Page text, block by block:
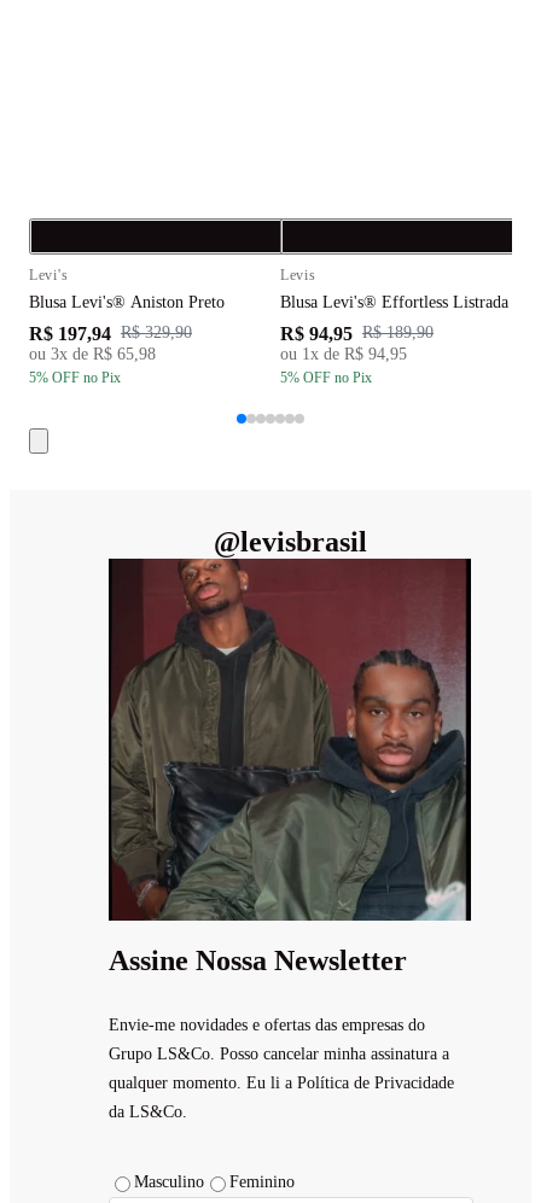
Levi's
Blusa Levi's® Aniston Preto
R$ 197,94 R$ 329,90
ou 3x de R$ 65,98
5% OFF no Pix
Levis
Blusa Levi's® Effortless Listrada
R$ 94,95 R$ 189,90
ou 1 x de R$ 94,95
5% OFF no Pix
@levisbrasil
Assine Nossa Newsletter
Envie-me novidades e ofertas das empresas do
Grupo LS&Co. Posso cancelar minha assinatura a
qualquer momento. Eu li a Política de Privacidade
da LS&Co.
Masculino Feminino